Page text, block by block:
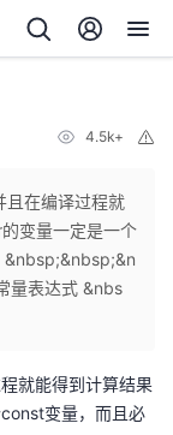
4.5k+
且在编译过程就
变量一定是一个
&nbsp;&nbsp;&n
量表达式 &nbs
就能得到计算结果
变量，而且必